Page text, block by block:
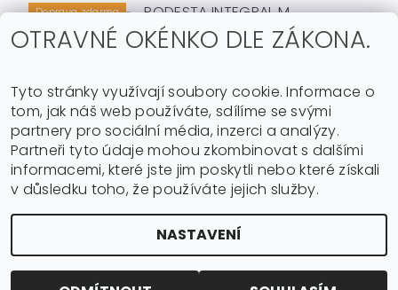
Doprava zdarma PODESTA INTEGRAL M
Shoptet.cz | Můjprvníeshop.cz
, všechna práva vyhrazena
cookies
OTRAVNÉ OKÉNKO DLE ZÁKONA.
Tyto stránky využívají soubory cookie. Informace o
tom, jak náš web používáte, sdílíme se svými
partnery pro sociální média, inzerci a analýzy.
Partneři tyto údaje mohou zkombinovat s dalšími
informacemi, které jste jim poskytli nebo které získali
v důsledku toho, že používáte jejich služby.
NASTAVENÍ